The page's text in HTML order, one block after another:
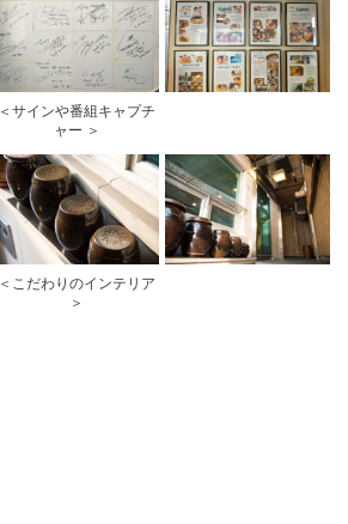
＜サインや番組キャプチ
ャー ＞
＜こだわりのインテリア
＞